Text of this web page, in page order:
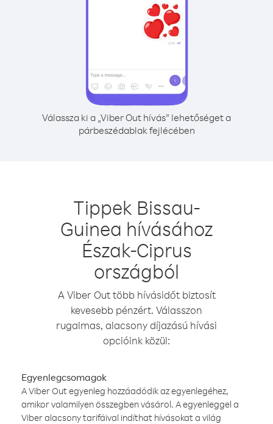
Válassza ki a „Viber Out hívás” lehetőséget a
párbeszédablak fejlécében
Tippek Bissau-
Guinea hívásához
Észak-Ciprus
országból
A Viber Out több hívásidőt biztosít
kevesebb pénzért. Válasszon
rugalmas, alacsony díjazású hívási
opcióink közül:
Egyenlegcsomagok
A Viber Out egyenleg hozzáadódik az egyenlegéhez,
amikor valamilyen összegben vásárol. A egyenleggel a
Viber alacsony tarifáival indíthat hívásokat a világ